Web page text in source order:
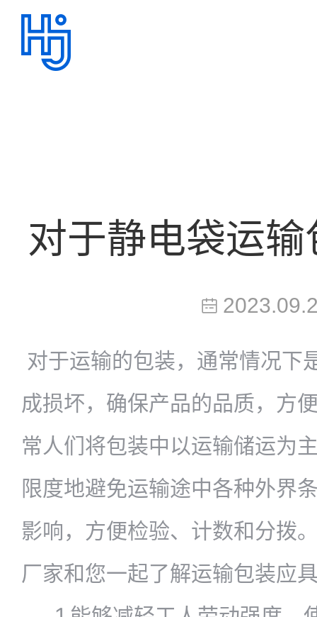
对于静电袋运
对于运输的包装，通常情况下
成损坏，确保产品的品质，方
常人们将包装中以运输储运为
限度地避免运输途中各种外界
影响，方便检验、计数和分拨
厂家和您一起了解运输包装应